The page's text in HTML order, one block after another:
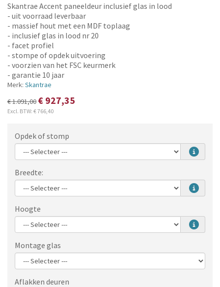
Skantrae Accent paneeldeur inclusief glas in lood
- uit voorraad leverbaar
- massief hout met een MDF toplaag
- inclusief glas in lood nr 20
- facet profiel
- stompe of opdek uitvoering
- voorzien van het FSC keurmerk
- garantie 10 jaar
Merk: Skantrae
€ 1.091,00 € 927,35
Excl. BTW: € 766,40
Opdek of stomp
Breedte:
Hoogte
Montage glas
Aflakken deuren